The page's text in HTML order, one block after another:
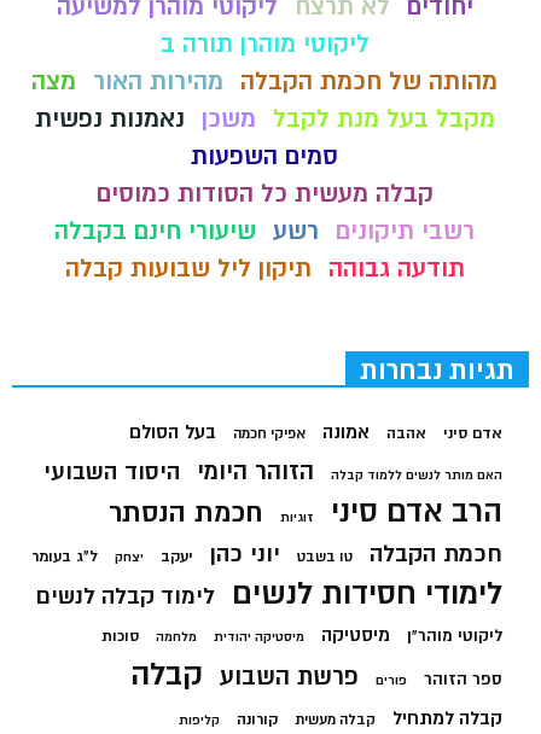
יחודים
לא תרצח
ליקוטי מוהרן למשיעה
ליקוטי מוהרן תורה ב
מהותה של חכמת הקבלה
מהירות האור
מצה
מקבל בעל מנת לקבל
משכן
נאמנות נפשית
סמים השפעות
קבלה מעשית כל הסודות כמוסים
רשבי תיקונים
רשע שיעורי חינם בקבלה
תודעה גבוהה
תיקון ליל שבועות קבלה
תגיות נבחרות
אדם סיני אהבה אמונה אפיקי חכמה בעל הסולם
האם מותר לנשים ללמוד קבלה הזוהר היומי היסוד השבועי
הרב אדם סיני זוגיות חכמת הנסתר
חכמת הקבלה טו בשבט יוני כהן יעקב יצחק ל"ג בעומר
לימודי חסידות לנשים לימוד קבלה לנשים
ליקוטי מוהר"ן מיסטיקה מיסטיקה יהודית מלחמה סוכות
ספר הזוהר פורים פרשת השבוע קבלה
קבלה למתחיל קבלה מעשית קורונה קליפות